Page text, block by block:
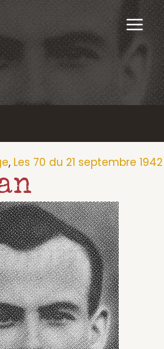
, Les 70 du 21 septembre 1942